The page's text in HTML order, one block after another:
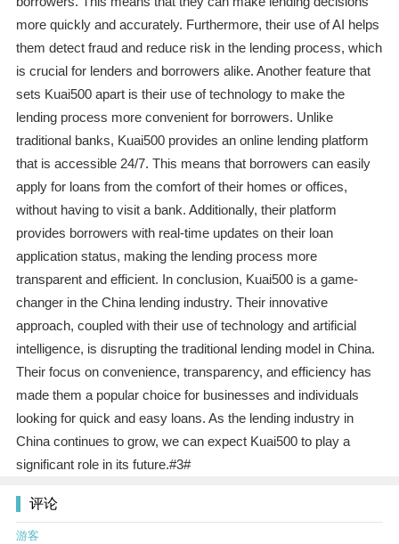
more quickly and accurately. Furthermore, their use of AI helps
them detect fraud and reduce risk in the lending process, which
is crucial for lenders and borrowers alike. Another feature that
sets Kuai500 apart is their use of technology to make the
lending process more convenient for borrowers. Unlike
traditional banks, Kuai500 provides an online lending platform
that is accessible 24/7. This means that borrowers can easily
apply for loans from the comfort of their homes or offices,
without having to visit a bank. Additionally, their platform
provides borrowers with real-time updates on their loan
application status, making the lending process more
transparent and efficient. In conclusion, Kuai500 is a game-
changer in the China lending industry. Their innovative
approach, coupled with their use of technology and artificial
intelligence, is disrupting the traditional lending model in China.
Their focus on convenience, transparency, and efficiency has
made them a popular choice for businesses and individuals
looking for quick and easy loans. As the lending industry in
China continues to grow, we can expect Kuai500 to play a
significant role in its future.#3#
评论
游客